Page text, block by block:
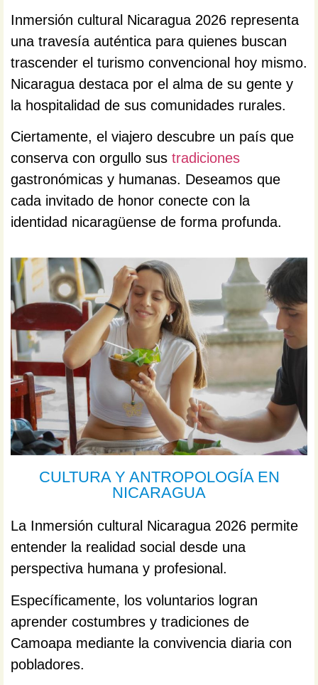
Inmersión cultural Nicaragua 2026 representa
una travesía auténtica para quienes buscan
trascender el turismo convencional hoy mismo.
Nicaragua destaca por el alma de su gente y
la hospitalidad de sus comunidades rurales.
Ciertamente, el viajero descubre un país que
conserva con orgullo sus tradiciones
gastronómicas y humanas. Deseamos que
cada invitado de honor conecte con la
identidad nicaragüense de forma profunda.
CULTURA Y ANTROPOLOGÍA EN
NICARAGUA
La Inmersión cultural Nicaragua 2026 permite
entender la realidad social desde una
perspectiva humana y profesional.
Específicamente, los voluntarios logran
aprender costumbres y tradiciones de
Camoapa mediante la convivencia diaria con
pobladores.